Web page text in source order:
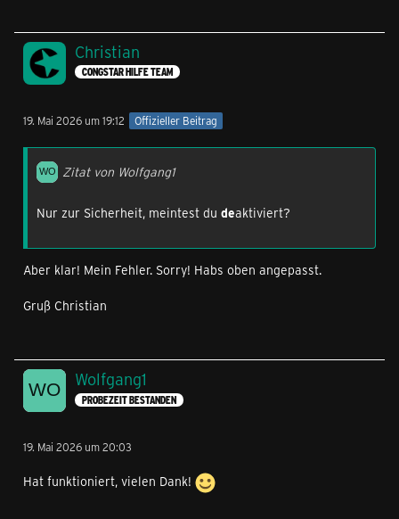
Christian
CONGSTAR HILFE TEAM
19. Mai 2026 um 19:12 Offizieller Beitrag
Zitat von Wolfgang1
Nur zur Sicherheit, meintest du deaktiviert?
Aber klar! Mein Fehler. Sorry! Habs oben angepasst.
Gruß Christian
Wolfgang1
PROBEZEIT BESTANDEN
19. Mai 2026 um 20:03
Hat funktioniert, vielen Dank!